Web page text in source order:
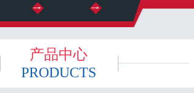
产品中心
PRODUCTS